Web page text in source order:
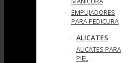
EMPUJADORES
PARA PEDICURA
ALICATES
ALICATES PARA
PIEL